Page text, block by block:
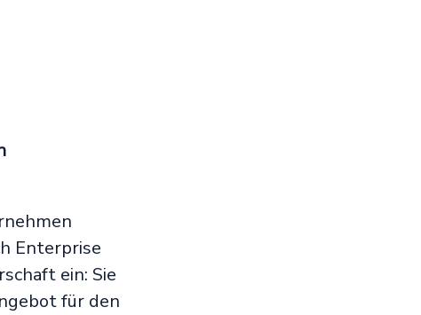
Enterprise
ein: Sie
für den